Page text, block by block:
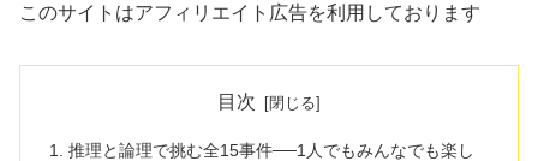
このサイトはアフィリエイト広告を利用しております
目次
推理と論理で挑む全15事件──1人でもみんなでも楽し